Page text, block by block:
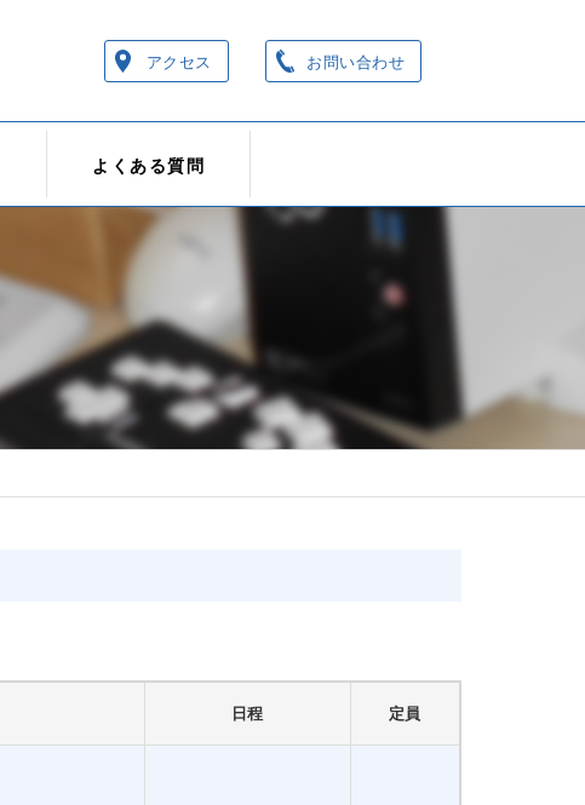
アクセス お問い合わせ
よくある質問
日程 定員